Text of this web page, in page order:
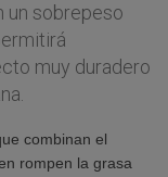
un sobrepeso
muy duradero
combinan el
rompen la grasa